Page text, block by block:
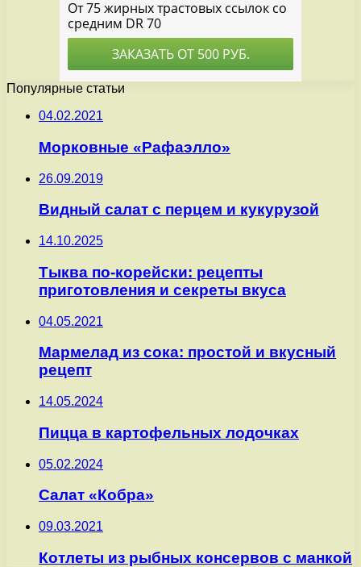
Популярные статьи
04.02.2021
Морковные «Рафаэлло»
26.09.2019
Видный салат с перцем и кукурузой
14.10.2025
Тыква по-корейски: рецепты
приготовления и секреты вкуса
04.05.2021
Мармелад из сока: простой и вкусный
рецепт
14.05.2024
Пицца в картофельных лодочках
05.02.2024
Салат «Кобра»
09.03.2021
Котлеты из рыбных консервов с манкой